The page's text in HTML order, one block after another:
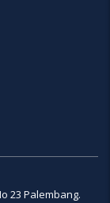
23 Palembang.